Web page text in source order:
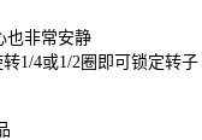
也非常安静
1/4或1/2圈即可锁定转子